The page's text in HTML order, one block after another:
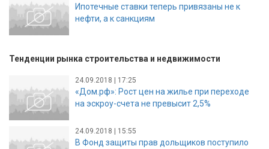
Ипотечные ставки теперь привязаны не к
нефти, а к санкциям
Тенденции рынка строительства и недвижимости
24.09.2018 | 17:25
«Дом.рф»: Рост цен на жилье при переходе
на эскроу-счета не превысит 2,5%
24.09.2018 | 15:55
В Фонд защиты прав дольщиков поступило